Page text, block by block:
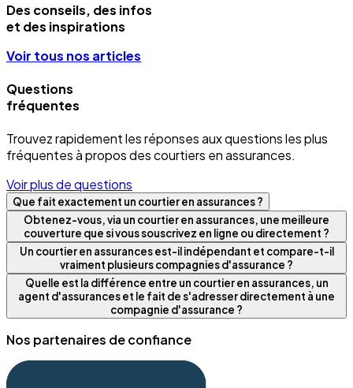
Des conseils, des infos
et des inspirations
Voir tous nos articles
Questions
fréquentes
Trouvez rapidement les réponses aux questions les plus
fréquentes à propos des courtiers en assurances.
Voir plus de questions
Que fait exactement un courtier en assurances ?
Obtenez-vous, via un courtier en assurances, une meilleure
couverture que si vous souscrivez en ligne ou directement ?
Un courtier en assurances est-il indépendant et compare-t-il
vraiment plusieurs compagnies d'assurance ?
Quelle est la différence entre un courtier en assurances, un
agent d'assurances et le fait de s'adresser directement à une
compagnie d'assurance ?
Nos partenaires de confiance